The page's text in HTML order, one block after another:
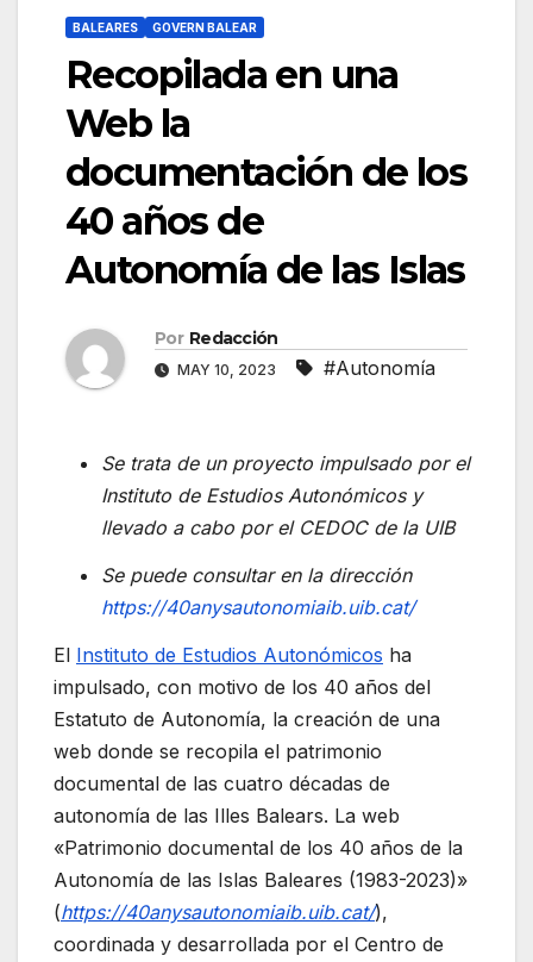
BALEARES GOVERN BALEAR
Recopilada en una
Web la
documentación de los
40 años de
Autonomía de las Islas
Por Redacción
MAY 10, 2023 #Autonomía
Se trata de un proyecto impulsado por el
Instituto de Estudios Autonómicos y
llevado a cabo por el CEDOC de la UIB
Se puede consultar en la dirección
https://40anysautonomiaib.uib.cat/
El Instituto de Estudios Autonómicos ha
impulsado, con motivo de los 40 años del
Estatuto de Autonomía, la creación de una
web donde se recopila el patrimonio
documental de las cuatro décadas de
autonomía de las Illes Balears. La web
«Patrimonio documental de los 40 años de la
Autonomía de las Islas Baleares (1983-2023)»
(https://40anysautonomiaib.uib.cat/),
coordinada y desarrollada por el Centro de